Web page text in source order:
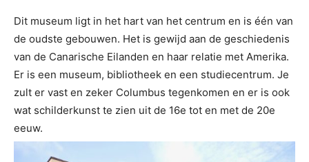
Dit museum ligt in het hart van het centrum en is één van
de oudste gebouwen. Het is gewijd aan de geschiedenis
van de Canarische Eilanden en haar relatie met Amerika.
Er is een museum, bibliotheek en een studiecentrum. Je
zult er vast en zeker Columbus tegenkomen en er is ook
wat schilderkunst te zien uit de 16e tot en met de 20e
eeuw.